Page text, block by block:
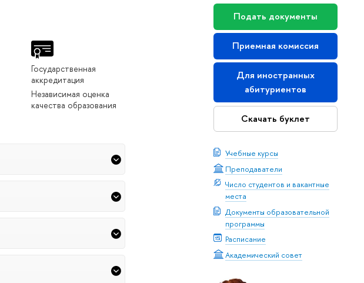
Подать документы
Приемная комиссия
Для иностранных
абитуриентов
Скачать буклет
Учебные курсы
Преподаватели
Число студентов и вакантные
места
Документы образовательной
программы
Расписание
Академический совет
Государственная
аккредитация
Независимая оценка
качества образования